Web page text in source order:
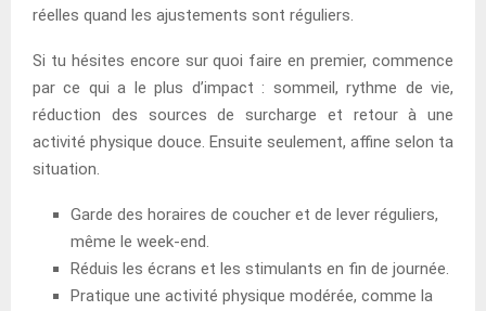
réelles quand les ajustements sont réguliers.
Si tu hésites encore sur quoi faire en premier, commence
par ce qui a le plus d’impact : sommeil, rythme de vie,
réduction des sources de surcharge et retour à une
activité physique douce. Ensuite seulement, affine selon ta
situation.
Garde des horaires de coucher et de lever réguliers,
même le week-end.
Réduis les écrans et les stimulants en fin de journée.
Pratique une activité physique modérée, comme la